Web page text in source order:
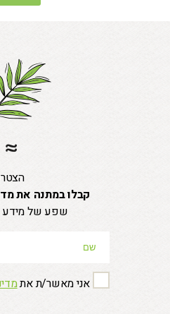
קבלו במתנה את
שפע של מידע
אני מאשר/ת את